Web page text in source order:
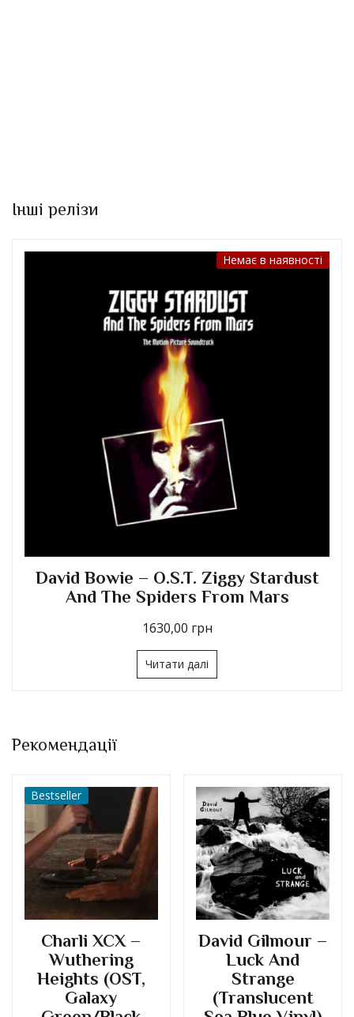
Інші релізи
Немає в наявності
David Bowie – Let’s Dance
1410,00
Рекомендації
Bestseller
Charli XCX –
Wuthering
Heights (OST,
Galaxy
David Gilmour –
Luck And
Strange
(Translucent